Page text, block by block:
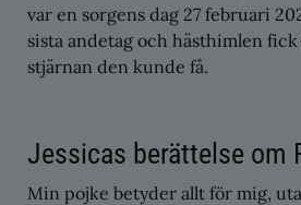
var en sorgens dag 27 februari
sista andetag och hästhimlen
stjärnan den kunde få.
Jessicas berättelse om
Min pojke betyder allt för mig,